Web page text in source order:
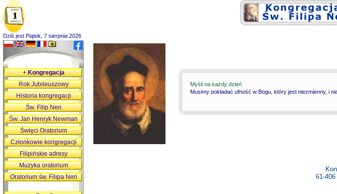
Dziś jest Piątek, 7 sierpnia 2026
Myśli na każdy dzień
Musimy pokładać ufność w Bogu, który jest niezmienny, i
61-
+Kongregacja
Rok Jubileuszowy
Historia kongregacji
Św. Filip Neri
Św. Jan Henryk Newman
Święci Oratorium
Członkowie kongregacji
Filipińskie adresy
Muzyka oratorium
Oratorium św. Filipa Neri